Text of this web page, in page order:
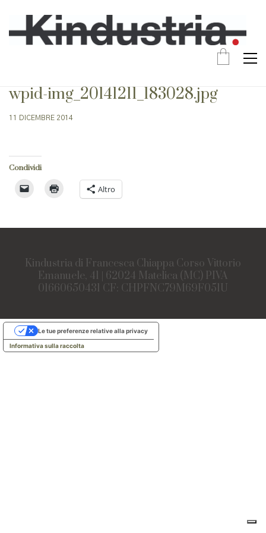
wpid-img_20141211_183028.jpg
11 DICEMBRE 2014
Condividi
Altro
Kindustria di Francesca Chiappa Corso Vittorio
Emanuele, 41 | 62024 Matelica (MC) PIVA
01660650431 CF: CHPFNC79M69F051U
Informativa sulla raccolta
Le tue preferenze relative alla privacy